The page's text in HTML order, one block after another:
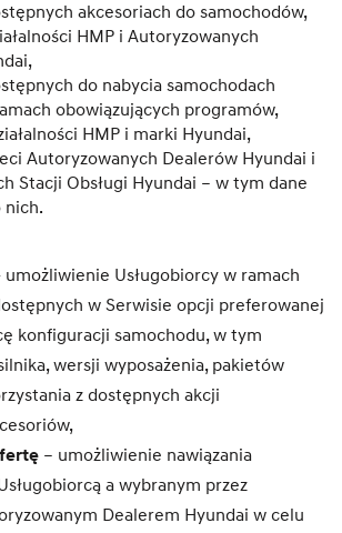
akcesoriach do samochodów,
HMP i Autoryzowanych
do nabycia samochodach
obowiązujących programów,
HMP i marki Hyundai,
Autoryzowanych Dealerów Hyundai i
Stacji Obsługi Hyundai – w tym dane
nich.
umożliwienie Usługobiorcy w ramach
w Serwisie opcji preferowanej
konfiguracji samochodu, w tym
wersji wyposażenia, pakietów
z dostępnych akcji
– umożliwienie nawiązania
a wybranym przez
Dealerem Hyundai w celu